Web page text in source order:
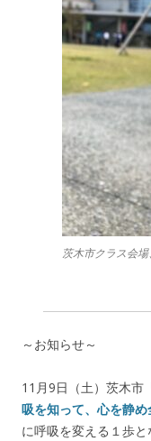
茨木市クラス会場
～お知らせ～
11月9日（土）茨木市
吸を知って、心を静め
に呼吸を変える１歩